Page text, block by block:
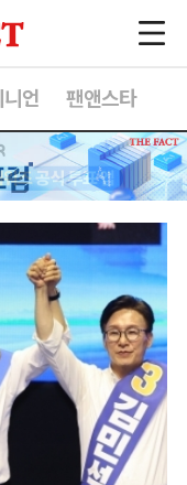
언 팬앤스타